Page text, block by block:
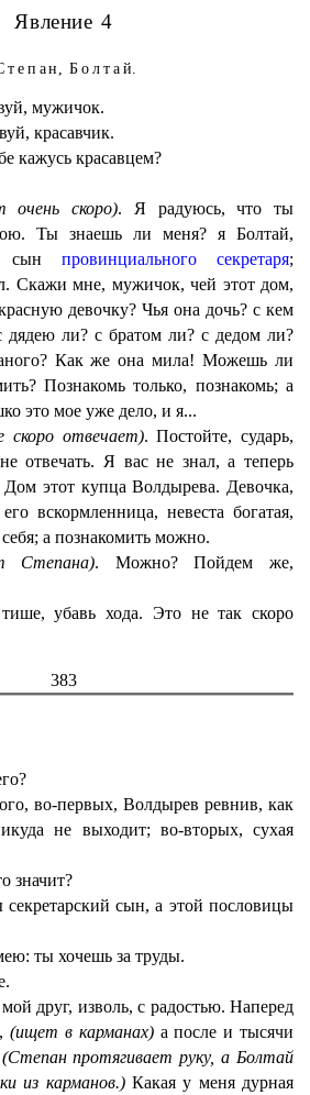
Явление 4
Болтай
мужичок.
красавчик.
кажусь красавцем?
очень скоро). Я радуюсь, что ты
Ты знаешь ли меня? я Болтай,
сын провинциального секретаря;
Скажи мне, мужичок, чей этот дом,
девочку? Чья она дочь? с кем
дядею ли? с братом ли? с дедом ли?
Как же она мила! Можешь ли
Познакомь только, познакомь; а
это мое уже дело, и я...
отвечает). Постойте, сударь,
отвечать. Я вас не знал, а теперь
этот купца Волдырева. Девочка,
вскормленница, невеста богатая,
а познакомить можно.
Степана). Можно? Пойдем же,
убавь хода. Это не так скоро
383
во-первых, Волдырев ревнив, как
не выходит; во-вторых, сухая
значит?
сын, а этой пословицы
ты хочешь за труды.
друг, изволь, с радостью. Наперед
(ищет в карманах)а после и тысячи
(Степан протягивает руку, а Болтай
из карманов.)Какая у меня дурная